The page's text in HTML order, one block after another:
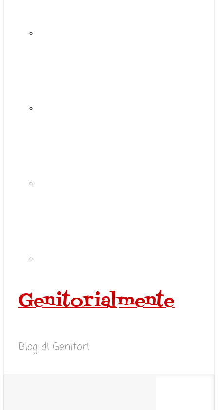
Genitorialmente
Blog di Genitori